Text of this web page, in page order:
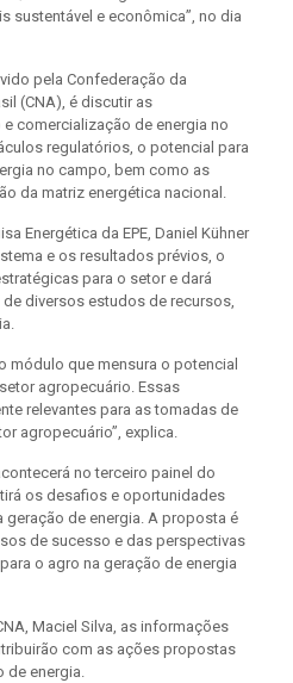
sustentável e econômica”, no dia
pela Confederação da
(CNA), é discutir as
comercialização de energia no
regulatórios, o potencial para
no campo, bem como as
da matriz energética nacional.
Energética da EPE, Daniel Kühner
e os resultados prévios, o
para o setor e dará
diversos estudos de recursos,
módulo que mensura o potencial
agropecuário. Essas
relevantes para as tomadas de
agropecuário”, explica.
no terceiro painel do
os desafios e oportunidades
de energia. A proposta é
de sucesso e das perspectivas
o agro na geração de energia
Maciel Silva, as informações
com as ações propostas
de energia.